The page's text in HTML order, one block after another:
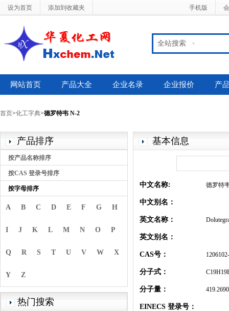
设为首页 添加到收藏夹 手机版
全站搜索
网站首页 产品大全 企业名录 企业报价 产
首页>化工字典>德罗特韦 N-2
产品排序
按产品名称排序
按CAS 登录号排序
按字母排序
A B C D E F G H
I J K L M N O P
Q R S T U V W X
Y Z
热门搜索
基本信息
中文名称: 德罗特
中文别名：
英文名称：
英文别名：
CAS号：
分子式：
分子量：
EINECS 登录号：